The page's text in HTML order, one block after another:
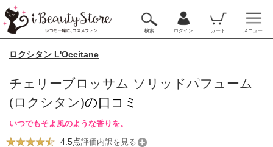
検索 ログイン カート メニュー
ロクシタン L'Occitane
チェリーブロッサム ソリッドパフューム
(ロクシタン)の口コミ
いつでもそよ風のような香りを。
4.5点評価内訳を見る